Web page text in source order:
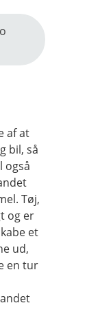
af at
bil, så
også
Tøj,
og er
et
ud,
en tur